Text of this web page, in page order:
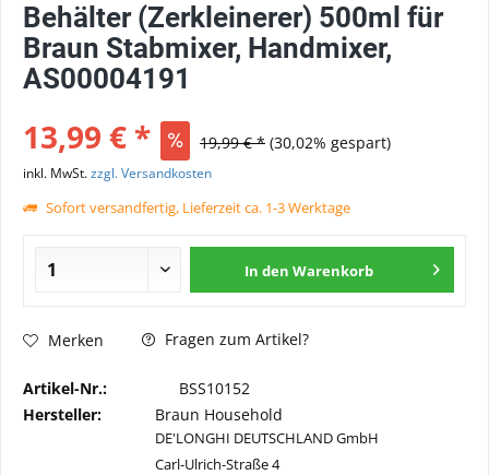
Behälter (Zerkleinerer) 500ml für
Braun Stabmixer, Handmixer,
AS00004191
13,99 € * 19,99 € * (30,02% gespart)
inkl. MwSt.zzgl. Versandkosten
Sofort versandfertig, Lieferzeit ca. 1-3 Werktage
In den Warenkorb
Merken Fragen zum Artikel?
Artikel-Nr.:
BSS10152
Hersteller:
Braun Household
DE'LONGHI DEUTSCHLAND GmbH
Carl-Ulrich-Straße 4